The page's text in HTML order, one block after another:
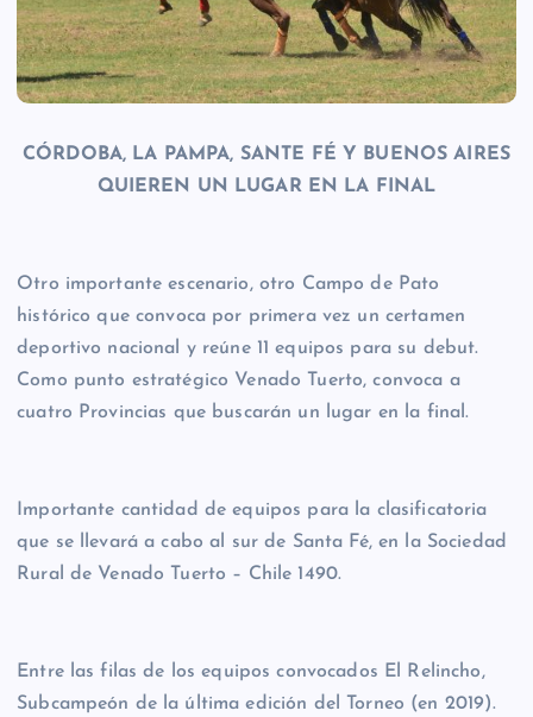
CÓRDOBA, LA PAMPA, SANTE FÉ Y BUENOS AIRES
QUIEREN UN LUGAR EN LA FINAL
Otro importante escenario, otro Campo de Pato
histórico que convoca por primera vez un certamen
deportivo nacional y reúne 11 equipos para su debut.
Como punto estratégico Venado Tuerto, convoca a
cuatro Provincias que buscarán un lugar en la final.
Importante cantidad de equipos para la clasificatoria
que se llevará a cabo al sur de Santa Fé, en la Sociedad
Rural de Venado Tuerto – Chile 1490.
Entre las filas de los equipos convocados El Relincho,
Subcampeón de la última edición del Torneo (en 2019).